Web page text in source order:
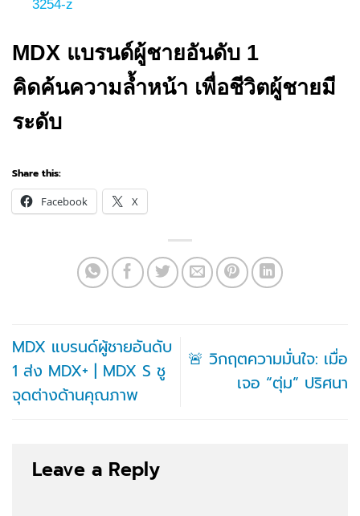
3254-z
MDX แบรนด์ผู้ชายอันดับ 1
คิดค้นความล้ำหน้า เพื่อชีวิตผู้ชายมี
ระดับ
Share this:
Facebook
X
MDX แบรนด์ผู้ชายอันดับ
1 ส่ง MDX+ | MDX S ชู
จุดต่างด้านคุณภาพ
🚨 วิกฤตความมั่นใจ: เมื่อ
เจอ “ตุ่ม” ปริศนา
Leave a Reply